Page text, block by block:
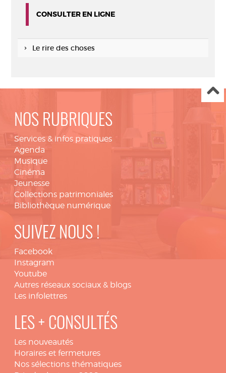
CONSULTER EN LIGNE
Le rire des choses
NOS RUBRIQUES
Services & infos pratiques
Agenda
Musique
Cinéma
Jeunesse
Collections patrimoniales
Bibliothèque numérique
SUIVEZ NOUS !
Facebook
Instagram
Youtube
Autres réseaux sociaux & blogs
Les infolettres
LES + CONSULTÉS
Les nouveautés
Horaires et fermetures
Nos sélections thématiques